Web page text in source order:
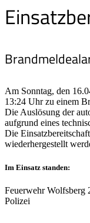
Am Sonntag, den
13:24 Uhr zu einem
Die Auslösung der
aufgrund eines
Die
wiederhergestellt
Im Einsatz standen:
Feuerwehr Wolfsberg
Polizei